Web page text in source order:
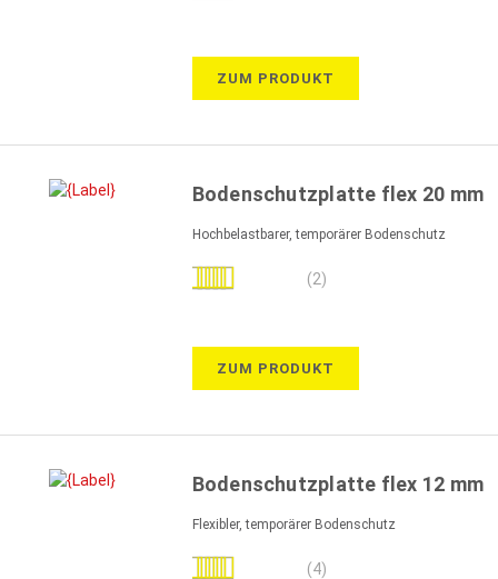
ZUM PRODUKT
Bodenschutzplatte flex 20 mm
Hochbelastbarer, temporärer Bodenschutz
Bewertung: (2)
ZUM PRODUKT
Bodenschutzplatte flex 12 mm
Flexibler, temporärer Bodenschutz
Bewertung: (4)